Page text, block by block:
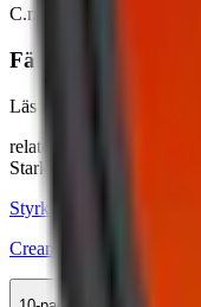
C.r.e.a.m AB är ett
Färskt vitt snus
Läs mer om hur du
relaterade produkter
Stark
Styrka Stark · Slim
Cream Mango Man